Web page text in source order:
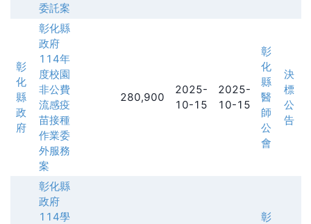
委託案
彰
化
縣
政
府
彰化縣
政府​​
114年
度校園
非公費
流感疫
苗接種
作業委
外服務
案
280,900
2025-
10-15
2025-
10-15
彰
化
縣
醫
師
公
會
決
標
公
告
彰化縣
政府
114學
彰